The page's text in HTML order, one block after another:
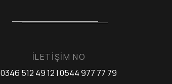
İLETİŞİM NO
0346 512 49 12 | 0544 977 77 79